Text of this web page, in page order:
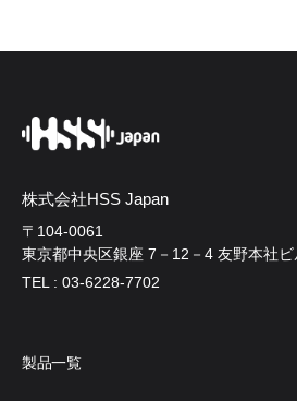
株式会社HSS Japan
〒104-0061
東京都中央区銀座 7－12－4 友野本社
TEL : 03-6228-7702
製品一覧